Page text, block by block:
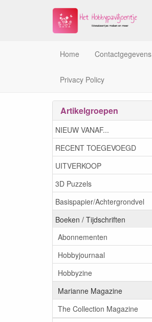
Home Contactgegevens
Privacy Policy
Artikelgroepen
NIEUW VANAF...
RECENT TOEGEVOEGD
UITVERKOOP
3D Puzzels
Basispapier/Achtergrondvel
Boeken / Tijdschriften
Abonnementen
Hobbyjournaal
Hobbyzine
Marianne Magazine
The Collection Magazine